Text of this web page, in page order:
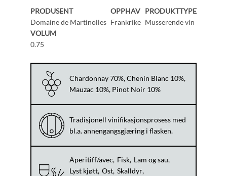
PRODUSENT
Domaine de Martinolles
OPPHAV
Frankrike
PRODUKTTYPE
Musserende vin
VOLUM
0.75
Chardonnay 70%, Chenin Blanc 10%,
Mauzac 10%, Pinot Noir 10%
Tradisjonell vinifikasjonsprosess med
bl.a. annengangsgjæring i flasken.
Aperitiff/avec Fisk Lam og sau
Lyst kjøtt Ost Skalldyr